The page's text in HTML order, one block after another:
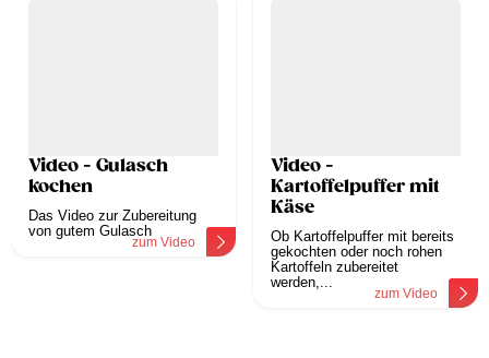
Video - Gulasch
kochen
Das Video zur Zubereitung
von gutem Gulasch
zum Video
Video -
Kartoffelpuffer mit
Käse
Ob Kartoffelpuffer mit bereits
gekochten oder noch rohen
Kartoffeln zubereitet
werden,...
zum Video